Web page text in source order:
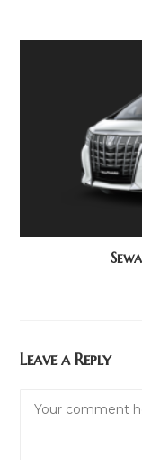
Leave a Reply